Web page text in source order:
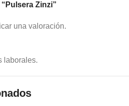
Zinzi”
una valoración.
laborales.